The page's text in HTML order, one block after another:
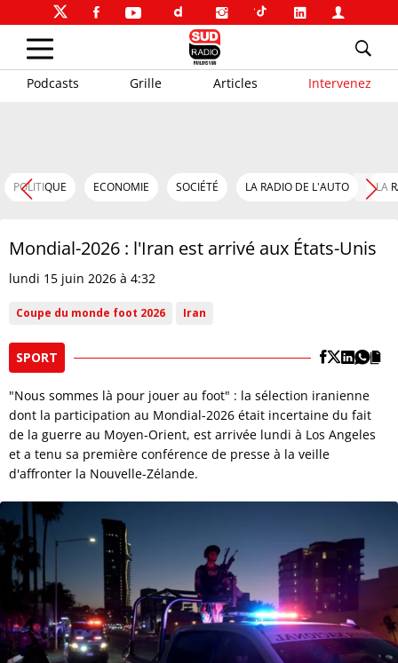
Podcasts Grille Articles Intervenez
POLITIQUE ECONOMIE SOCIÉTÉ LA RADIO DE L'AUTO LA
Mondial-2026 : l'Iran est arrivé aux États-Unis
lundi 15 juin 2026 à 4:32
Coupe du monde foot 2026 Iran
SPORT
"Nous sommes là pour jouer au foot" : la sélection iranienne
dont la participation au Mondial-2026 était incertaine du fait
de la guerre au Moyen-Orient, est arrivée lundi à Los Angeles
et a tenu sa première conférence de presse à la veille
d'affronter la Nouvelle-Zélande.